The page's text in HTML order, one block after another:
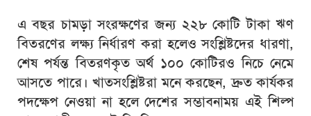
এ বছর চামড়া সংরক্ষণের জন্য ২২৮ কোটি টাকা ঋণ
বিতরণের লক্ষ্য নির্ধারণ করা হলেও সংশ্লিষ্টদের ধারণা,
শেষ পর্যন্ত বিতরণকৃত অর্থ ১০০ কোটিরও নিচে নেমে
আসতে পারে। খাতসংশ্লিষ্টরা মনে করছেন, দ্রুত কার্যকর
পদক্ষেপ নেওয়া না হলে দেশের সম্ভাবনাময় এই শিল্প